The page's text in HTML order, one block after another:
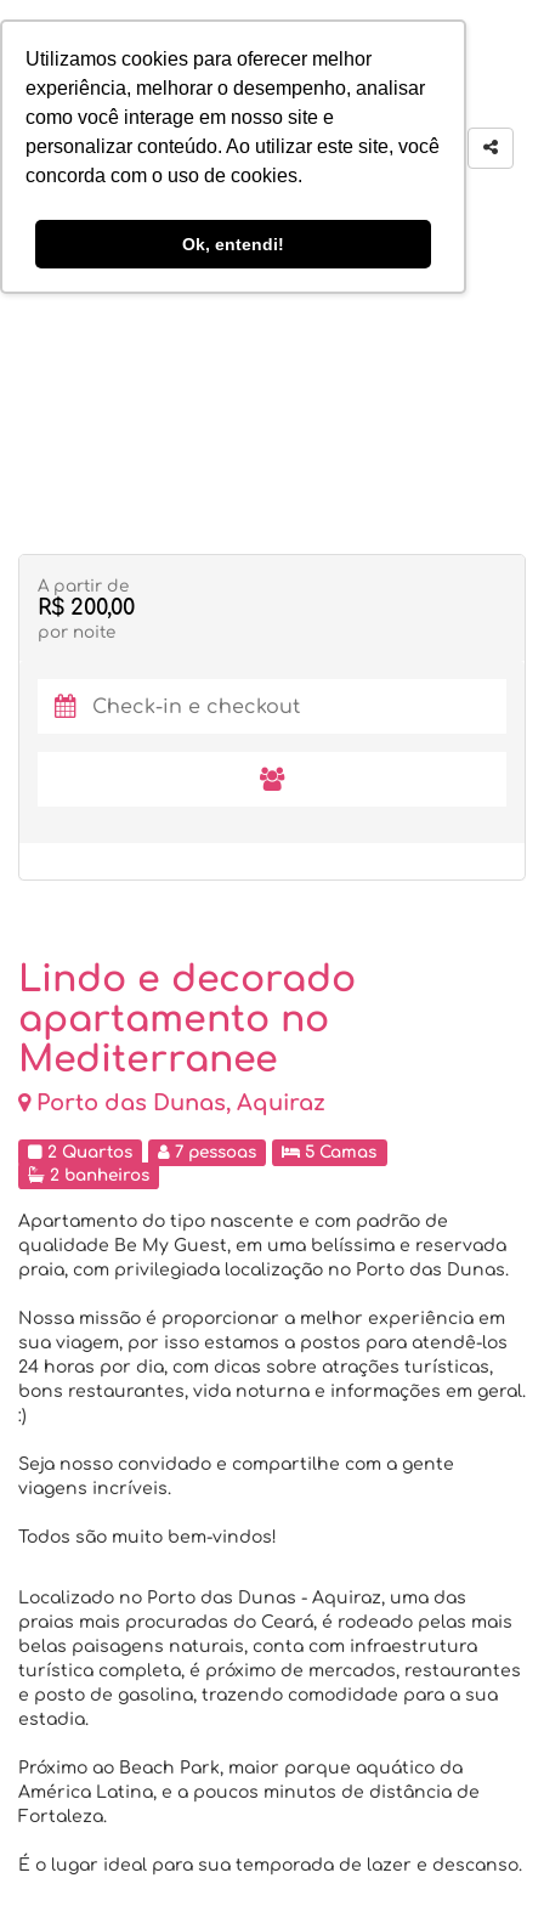
Utilizamos cookies para oferecer melhor
experiência, melhorar o desempenho, analisar
como você interage em nosso site e
personalizar conteúdo. Ao utilizar este site, você
concorda com o uso de cookies.
Ok, entendi!
Lindo e decorado
apartamento no
Mediterranee
Porto das Dunas, Aquiraz
2 Quartos 7 pessoas
5 Camas
2 banheiros
Apartamento do tipo nascente e com padrão de
qualidade Be My Guest, em uma belíssima e reservada
praia, com privilegiada localização no Porto das Dunas.
Nossa missão é proporcionar a melhor experiência em
sua viagem, por isso estamos a postos para atendê-los
24 horas por dia, com dicas sobre atrações turísticas,
bons restaurantes, vida noturna e informações em geral.
:)
Seja nosso convidado e compartilhe com a gente
viagens incríveis.
Todos são muito bem-vindos!
Localizado no Porto das Dunas - Aquiraz, uma das
praias mais procuradas do Ceará, é rodeado pelas mais
belas paisagens naturais, conta com infraestrutura
turística completa, é próximo de mercados, restaurantes
e posto de gasolina, trazendo comodidade para a sua
estadia.
Próximo ao Beach Park, maior parque aquático da
América Latina, e a poucos minutos de distância de
Fortaleza.
É o lugar ideal para sua temporada de lazer e descanso.
A partir de
R$ 200,00
por noite